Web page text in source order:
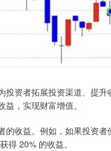
投资者拓展投资渠道、提
，实现财富增值。
的收益。例如，如果投资
得 20% 的收益。